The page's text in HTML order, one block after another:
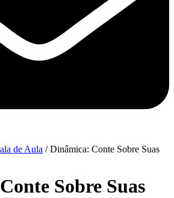
de Aula / Dinâmica: Conte Sobre Suas
Sobre Suas